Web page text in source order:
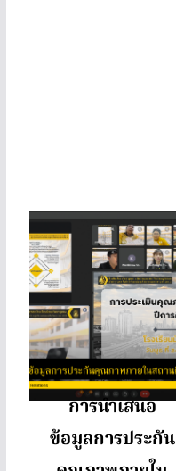
การนำเสนอ
ข้อมูลการประกัน